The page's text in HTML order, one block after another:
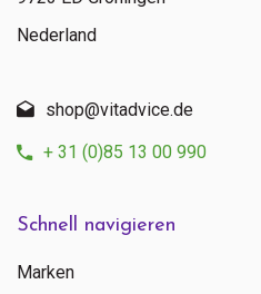
Schnell navigieren
Marken
Nederland
shop@vitadvice.de
+ 31 (0)85 13 00 990